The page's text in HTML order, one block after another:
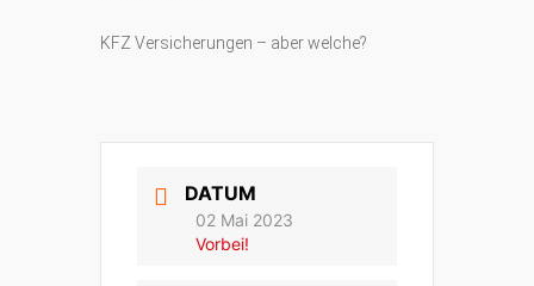
KFZ Versicherungen – aber welche?
DATUM
02 Mai 2023
Vorbei!